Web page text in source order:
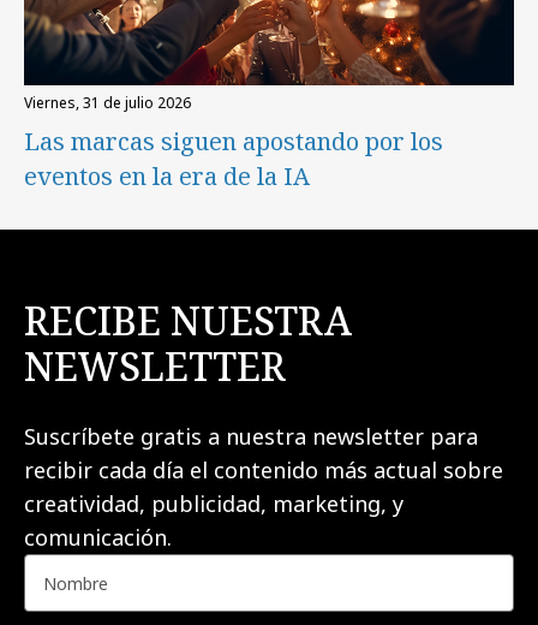
viernes, 31 de julio 2026
Las marcas siguen apostando por los
eventos en la era de la IA
RECIBE NUESTRA
NEWSLETTER
Suscríbete gratis a nuestra newsletter para
recibir cada día el contenido más actual sobre
creatividad, publicidad, marketing, y
comunicación.